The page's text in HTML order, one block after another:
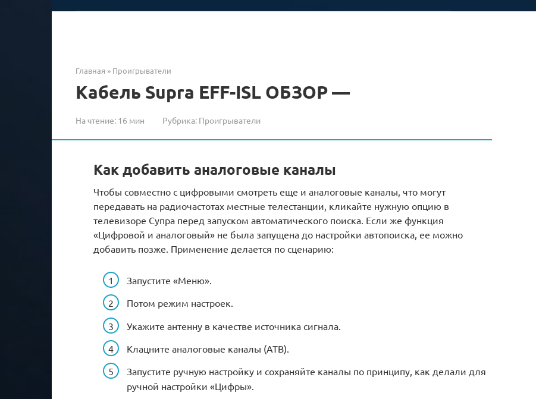
Главная » Проигрыватели
Кабель Supra EFF-ISL ОБЗОР —
На чтение: 16 мин Рубрика: Проигрыватели
Как добавить аналоговые каналы
Чтобы совместно с цифровыми смотреть еще и аналоговые каналы, что могут
передавать на радиочастотах местные телестанции, кликайте нужную опцию в
телевизоре Супра перед запуском автоматического поиска. Если же функция
«Цифровой и аналоговый» не была запущена до настройки автопоиска, ее можно
добавить позже. Применение делается по сценарию:
Запустите «Меню».
Потом режим настроек.
Укажите антенну в качестве источника сигнала.
Клацните аналоговые каналы (АТВ).
Запустите ручную настройку и сохраняйте каналы по принципу, как делали для
ручной настройки «Цифры».